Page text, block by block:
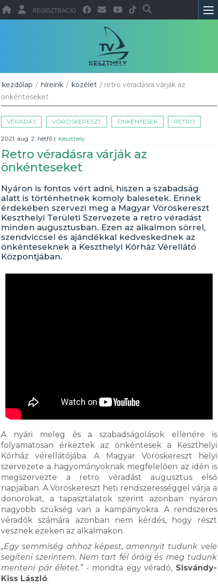
REGISZTRÁCIÓ
kezdőlap / híreink / közélet / retro véradásra várják az
önkénteseket
VÉRADÁS VÖRÖSKERESZT ÖNKÉNTESEK RETRO
2021. aug. 2. hétfő | Keszthely
Retro véradásra várják az
önkénteseket
Nyáron is fontos vért adni, hiszen a szabadság
alatt is történhetnek komoly balesetek. Ennek
érdekében szervezi meg a Magyar Vöröskereszt
Keszthelyi Területi Szervezete a retro véradást
minden augusztusban. Ezen az alkalmon sörrel,
szendviccsel és ajándékkal kedveskednek az
önkénteseknek a Keszthelyi Kórház Vérellátó
Központjában.
A nyári meleg és a szabadságolások ellenére is
folyamatosan érkeztek az önkéntesek a Keszthelyi
Kórház vérellátójába. A Magyar Vöröskereszt helyi
szervezete a hagyományoknak megfelelően az idén is
megszervezte a retro véradást augusztus első
napjaiban. A Vöröskereszt heti rendszerességgel várja a
donorokat, a tapasztalatok szerint azonban nyáron
nagyobb szükség van a kampányokra. A rendszeres
véradók számára azonban nem kérdés, hogy részt
vesznek ezeken az alkalmakon.
„Egy semmiség ahhoz képest, amennyit tudunk vele
segíteni szerintem. Nem tart fél óráig és meg tudunk
menteni pár életet.”- mondta egy véradó, Sisvándy-
Kiss László.